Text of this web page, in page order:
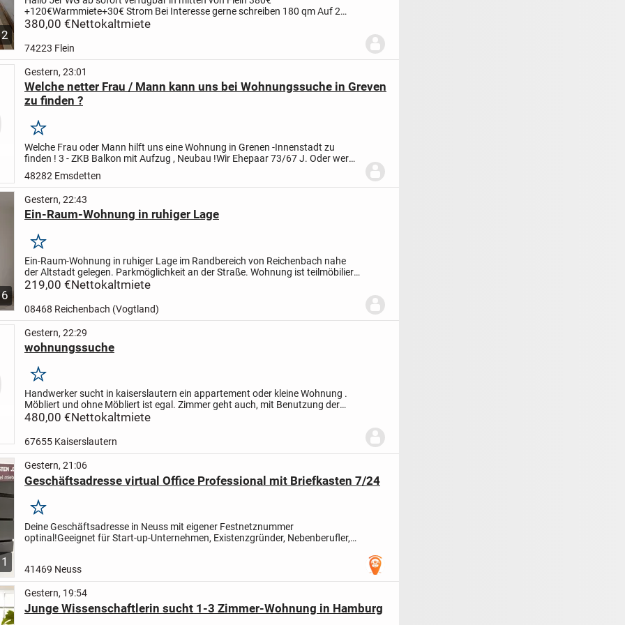
+120€Warmmiete+30€ Strom Bei Interesse gerne schreiben 180 qmAuf 2
Etagen ab sofort verfügbar
380,00 €Nettokaltmiete
74223 Flein
Gestern, 23:01
Welche netter Frau / Mann kann uns bei Wohnungssuche in Greven
zu finden ?
Merken
Welche Frau oder Mann hilft uns eine Wohnung in Grenen -Innenstadt zu
finden ! 3 - ZKB Balkon mit Aufzug , Neubau !Wir Ehepaar 73/67 J. Oder wer
möchte sein Haus oder Wohnung uns zur Verfügung...
48282 Emsdetten
6
Gestern, 22:43
Ein-Raum-Wohnung in ruhiger Lage
Merken
Ein-Raum-Wohnung in ruhiger Lage im Randbereich von Reichenbach nahe
der Altstadt gelegen. Parkmöglichkeit an der Straße. Wohnung ist teilmöbiliert
mit Küche und Badmöbel
219,00 €Nettokaltmiete
08468 Reichenbach (Vogtland)
Gestern, 22:29
wohnungssuche
Merken
Handwerker sucht in kaiserslautern ein appartement oder kleine Wohnung .
Möbliert und ohne Möbliert ist egal. Zimmer geht auch, mit Benutzung der
Küche und Dusche
480,00 €Nettokaltmiete
67655 Kaiserslautern
1
Gestern, 21:06
Geschäftsadresse virtual Office Professional mit Briefkasten 7/24
Merken
Deine Geschäftsadresse in Neuss mit eigener Festnetznummer
optinal!Geeignet für Start-up-Unternehmen, Existenzgründer, Nebenberufler,
41469 Neuss
Gestern, 19:54
Junge Wissenschaftlerin sucht 1-3 Zimmer-Wohnung in Hamburg